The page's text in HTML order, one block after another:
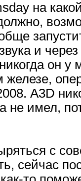
на
и
он у
A3D
не имел,
с
сейчас